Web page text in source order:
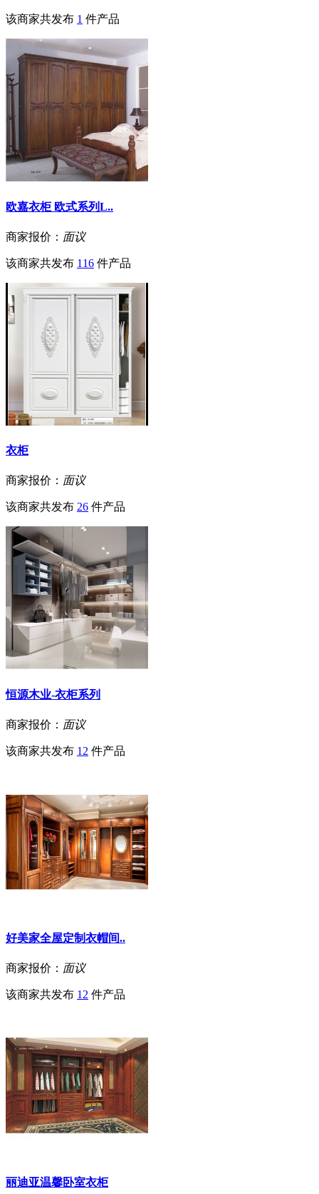
该商家共发布 1 件产品
欧嘉衣柜 欧式系列L..
商家报价： 面议
该商家共发布 116 件产品
衣柜
商家报价： 面议
该商家共发布 26 件产品
恒源木业-衣柜系列
商家报价： 面议
该商家共发布 12 件产品
好美家全屋定制衣帽间..
商家报价： 面议
该商家共发布 12 件产品
丽迪亚温馨卧室衣柜